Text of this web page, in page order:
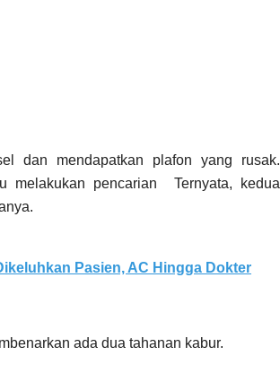
dan mendapatkan plafon yang rusak.
melakukan pencarian Ternyata, kedua
Pasien, AC Hingga Dokter
ada dua tahanan kabur.